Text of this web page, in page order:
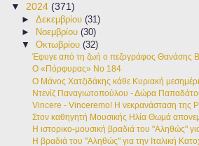
▼ 2024 (371)
►Δεκεμβρίου(31)
►
Νοεμβρίου(30)
▼Οκτωβρίου(32)
Έφυγε από τη ζωή ο πεζογράφος Θανάσης
Ο «Πόρφυρας» Νο 184
Ο Μάνος Χατζιδάκης κάθε Κυριακή μεσημέρι
Ντενίζ Παναγιωτοπούλου - Δώρα
Vincere - Vinceremo! Η νεκρανάσταση της
Στον καθηγητή Μουσικής Ηλία Θωμά
Η ιστορικο-μουσική βραδιά του "Αληθώς" για
Η βραδιά του "Αληθώς" για την Ιταλική